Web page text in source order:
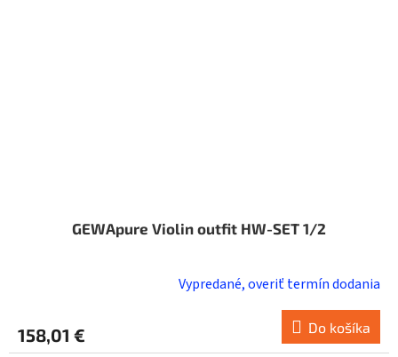
GEWApure Violin outfit HW-SET 1/2
Vypredané, overiť termín dodania
158,01 € Do košíka